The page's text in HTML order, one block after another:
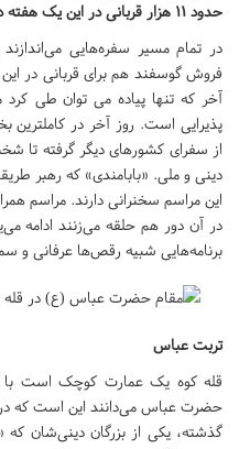
حدود ۱۱ هزار قربانی در این یک هفته در این مکان قربانی می‌شود.
در تمام مسیر سفره‌هایی
آخر که تنها پیاده می توان طی
پذیرایی است. روز آخر در کاملترین
از سفرای کشورهای دیگر گرفته
دینی و ملی. «بابامندی» که رهبر
این مراسم سخنرانی دارند. مراسم
در آن دور هم حلقه می‌زنند ادامه
برنامه‌هایی شبیه رقص‌ها عرفانی و
تربت عباس
قله کوه یک عمارت کوچک است با
گذشته، یکی از بزرگان دینی‌شان